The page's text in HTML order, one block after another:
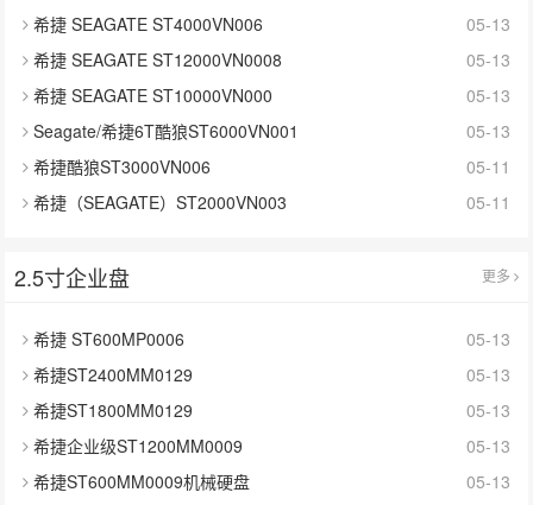
希捷 SEAGATE ST4000VN006
05-13
希捷 SEAGATE ST12000VN0008
05-13
希捷 SEAGATE ST10000VN000
05-13
Seagate/希捷6T酷狼ST6000VN001
05-13
希捷酷狼ST3000VN006
05-11
希捷（SEAGATE）ST2000VN003
05-11
2.5寸企业盘 更多
希捷 ST600MP0006
05-13
希捷ST2400MM0129
05-13
希捷ST1800MM0129
05-13
希捷企业级ST1200MM0009
05-13
希捷ST600MM0009机械硬盘
05-13